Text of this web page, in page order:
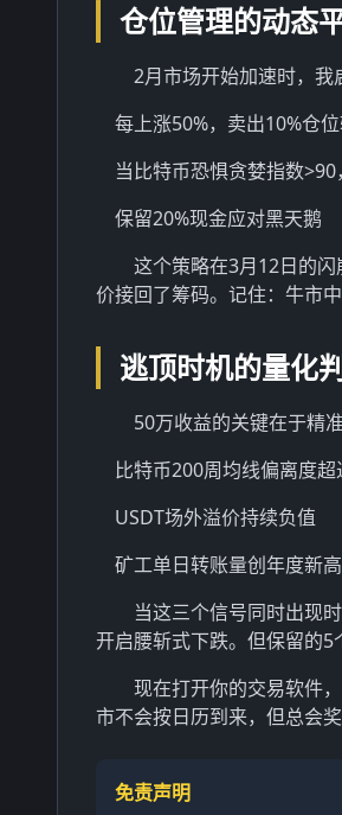
仓位管理的动态
2月市场开始加速时，我
每上涨50%，卖出10%仓
当比特币恐惧贪婪指数
保留20%现金应对黑天鹅
这个策略在3月12日的
价接回了筹码。记住：牛市
逃顶时机的量化
50万收益的关键在于精
比特币200周均线偏离度超
USDT场外溢价持续负值
矿工单日转账量创年度新高
当这三个信号同时出现
开启腰斩式下跌。但保留的5
现在打开你的交易软件
市不会按日历到来，但总会
免责声明